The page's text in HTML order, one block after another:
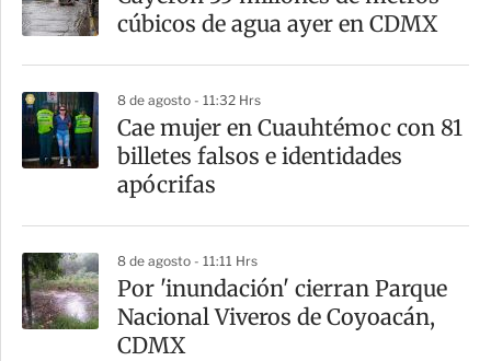
r
t
r
cúbicos de agua ayer en CDMX
8 de agosto - 11:32 Hrs
Cae mujer en Cuauhtémoc con 81
billetes falsos e identidades
apócrifas
8 de agosto - 11:11 Hrs
Por 'inundación' cierran Parque
Nacional Viveros de Coyoacán,
CDMX